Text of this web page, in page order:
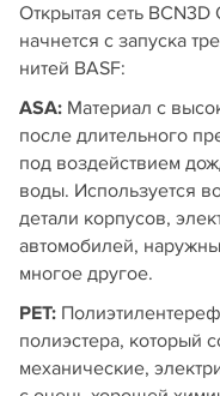
Открытая сеть
начнется с запуска
нитей BASF:
ASA: Материал с
после длительного
под воздействием
воды. Используется
детали корпусов,
автомобилей,
многое другое.
PET:
полиэстера, который
механические,